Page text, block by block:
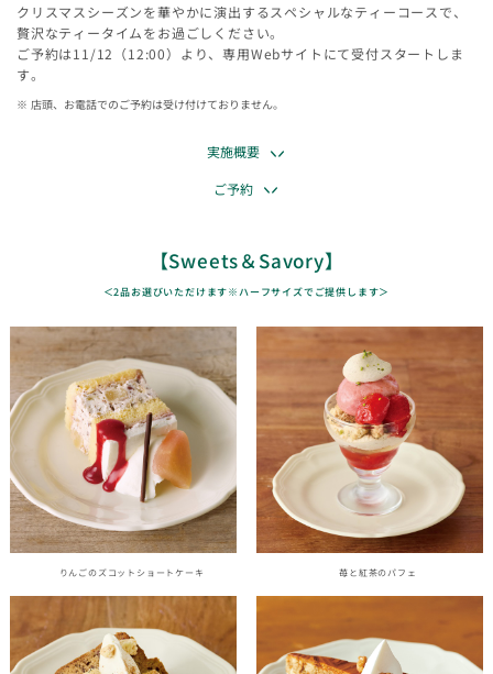
クリスマスシーズンを華やかに演出するスペシャルなティーコースで、
贅沢なティータイムをお過ごしください。
ご予約は11/12（12:00）より、専用Webサイトにて受付スタートしま
す。
店頭、お電話でのご予約は受け付けておりません。
実施概要
ご予約
【Sweets＆Savory】
＜2品お選びいただけます※ハーフサイズでご提供します＞
りんごのズコットショートケーキ 苺と紅茶のパフェ